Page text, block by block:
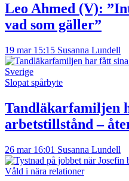
Leo Ahmed (V):
vad som gäller”
19 mar 15:15 Susanna Lundell
Slopat spårbyte
Tandläkarfamiljen
arbetstillstånd –
26 mar 16:01 Susanna Lundell
Våld i nära relationer